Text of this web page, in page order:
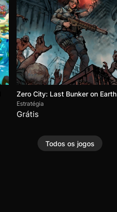
Zero City: Last Bunker on Earth
Estratégia
Grátis
Todos os jogos